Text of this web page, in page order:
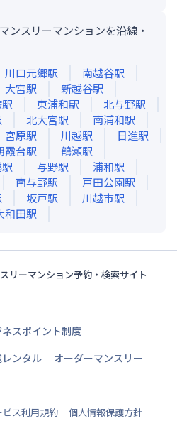
ンスリーマンションを沿線・
川口元郷駅 南越谷駅
大宮駅 新越谷駅
駅 東浦和駅 北与野駅
北大宮駅 南浦和駅
宮原駅 川越駅 日進駅
霞台駅 鶴瀬駅
駅 与野駅 浦和駅
南与野駅 戸田公園駅
坂戸駅 川越市駅
和田駅
リーマンション予約・検索サイト
スポイント制度
ンタル
オーダーマンスリー
ビス利用規約
個人情報保護方針